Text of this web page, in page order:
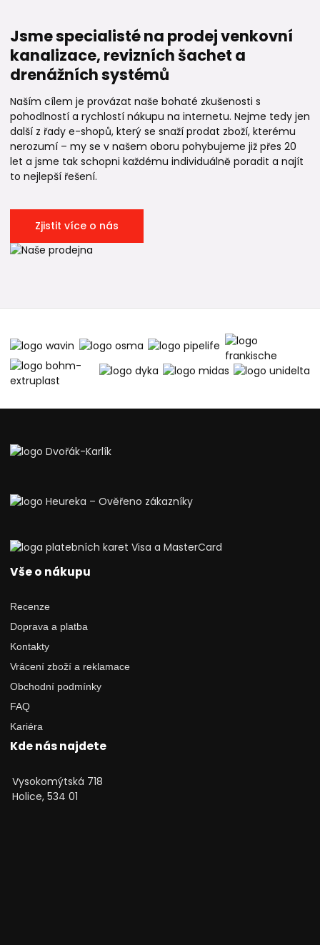
Jsme specialisté na prodej venkovní
kanalizace, revizních šachet a
drenážních systémů
Naším cílem je provázat naše bohaté zkušenosti s
pohodlností a rychlostí nákupu na internetu. Nejme tedy jen
další z řady e-shopů, který se snaží prodat zboží, kterému
nerozumí – my se v našem oboru pohybujeme již přes 20
let a jsme tak schopni každému individuálně poradit a najít
to nejlepší řešení.
Zjistit více o nás
Vše o nákupu
Recenze
Doprava a platba
Kontakty
Vrácení zboží a reklamace
Obchodní podmínky
FAQ
Kariéra
Kde nás najdete
Vysokomýtská 718
Holice, 534 01